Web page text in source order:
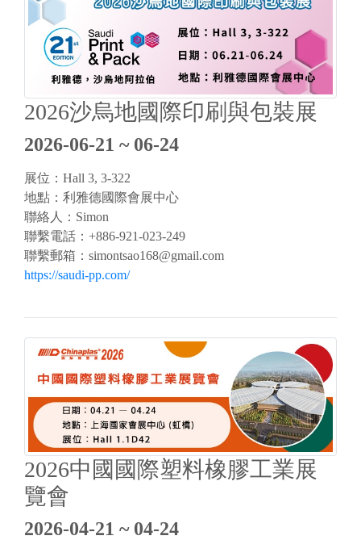
2026沙烏地國際印刷與包裝展
2026-06-21 ~ 06-24
展位：Hall 3, 3-322
地點：利雅德國際會展中心
聯絡人：Simon
聯繫電話：+886-921-023-249
聯繫郵箱： simontsao168@gmail.com
https://saudi-pp.com/
2026中國國際塑料橡膠工業展
覽會
2026-04-21 ~ 04-24